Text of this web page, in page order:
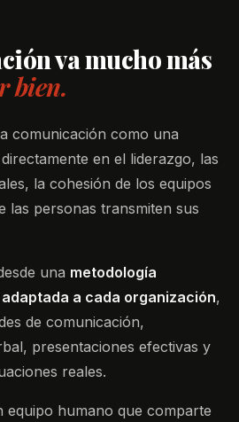
va mucho más
bien.
comunicación como una
en el liderazgo, las
la cohesión de los equipos
las personas transmiten sus
una metodología
a cada organización,
de comunicación,
presentaciones efectivas y
reales.
equipo humano que comparte